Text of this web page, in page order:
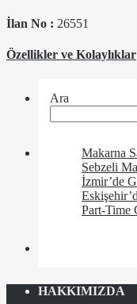
İlan No : 26551
Özellikler ve Kolaylıklar
Ara
Makarna
Sebzeli
İzmir’de
Part-Time
HAKKIMIZDA